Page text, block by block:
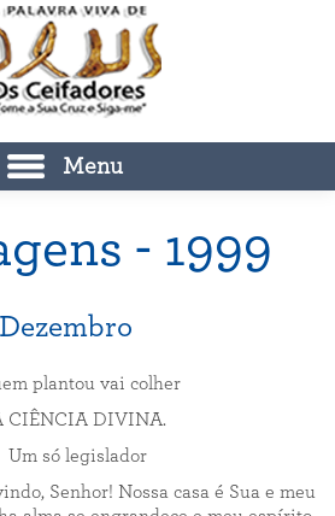
Menu
- 1999
Dezembro
plantou vai colher
CIÊNCIA DIVINA.
Um só legislador
Senhor! Nossa casa é Sua e meu